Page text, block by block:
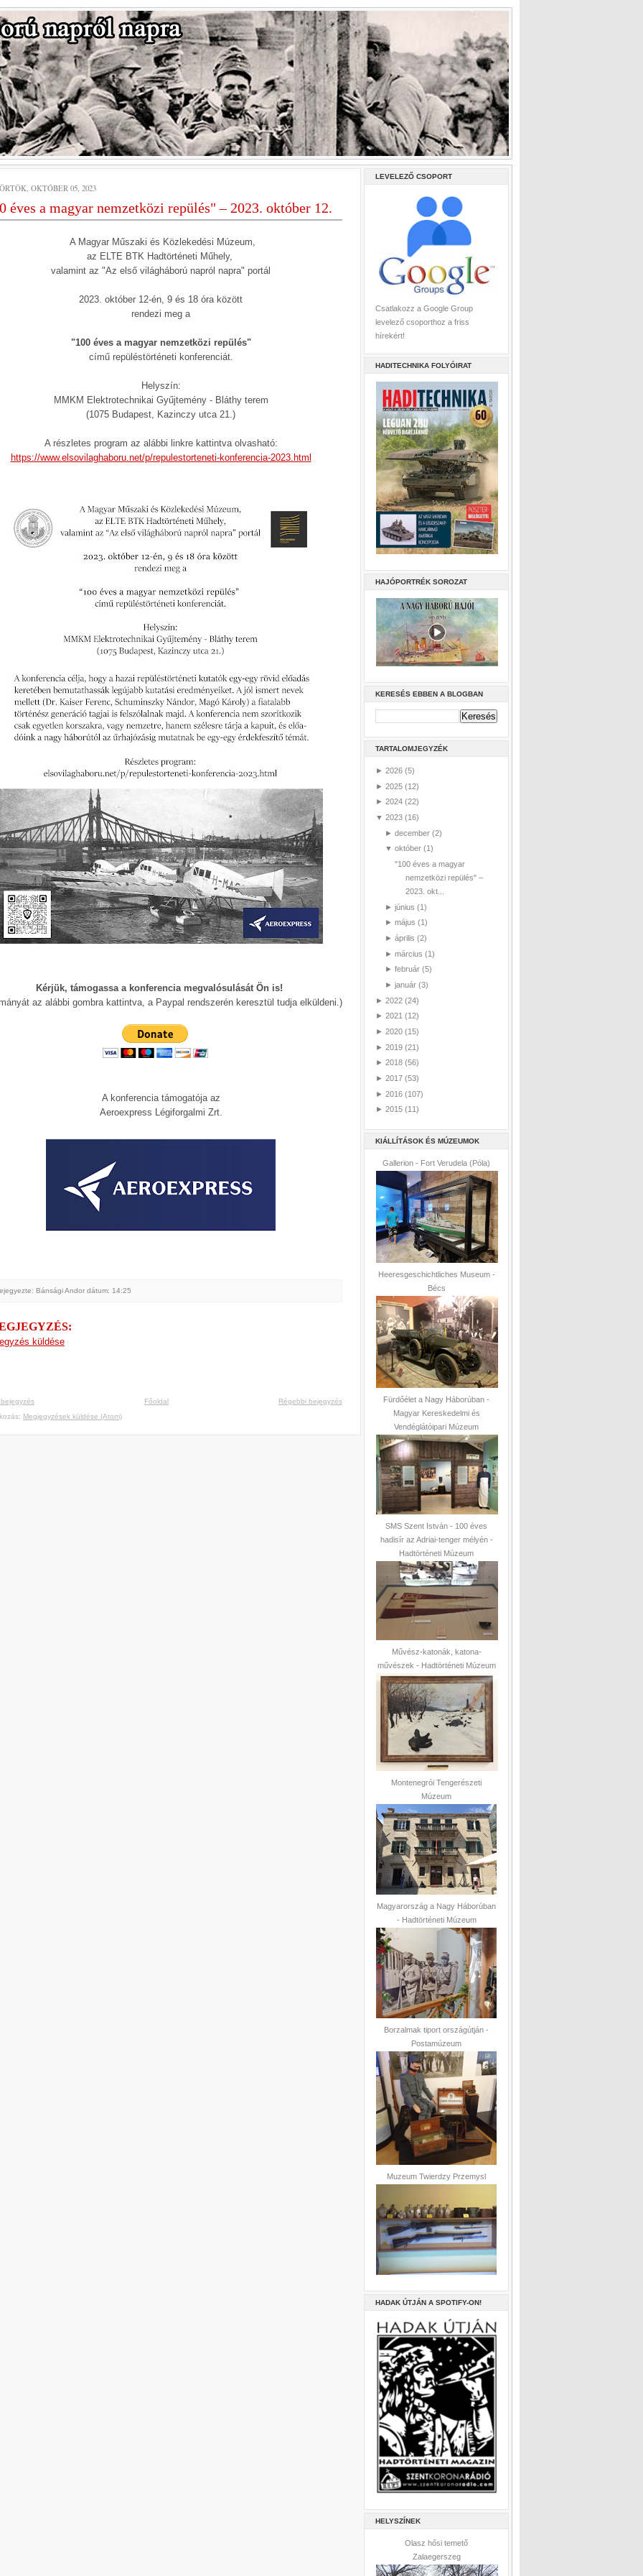
OKTÓBER 05, 2023
éves a magyar nemzetközi repülés" – 2023. október 12.
A Magyar Műszaki és Közlekedési Múzeum,
az ELTE BTK Hadtörténeti Műhely,
valamint az "Az első világháború napról napra" portál
2023. október 12-én, 9 és 18 óra között
rendezi meg a
"100 éves a magyar nemzetközi repülés"
című repüléstörténeti konferenciát.
Helyszín:
MMKM Elektrotechnikai Gyűjtemény - Bláthy terem
(1075 Budapest, Kazinczy utca 21.)
A részletes program az alábbi linkre kattintva olvasható:
https://www.elsovilaghaboru.net/p/repulestorteneti-konferencia-2023.html
Kérjük, támogassa a konferencia megvalósulását Ön is!
az alábbi gombra kattintva, a Paypal rendszerén keresztül tudja elküldeni.)
A konferencia támogatója az
Aeroexpress Légiforgalmi Zrt.
Bánsági Andor dátum: 14:25
küldése
Régebbi bejegyzés
Főoldal
Megjegyzések küldése (Atom)
LEVELEZŐ CSOPORT
Csatlakozz a Google Group
levelező csoporthoz a friss
hírekért!
HADITECHNIKA FOLYÓIRAT
HAJÓPORTRÉK SOROZAT
KERESÉS EBBEN A BLOGBAN
TARTALOMJEGYZÉK
► 2026 (5)
► 2025 (12)
► 2024 (22)
▼ 2023 (16)
► december (2)
▼ október (1)
"100 éves a magyar
nemzetközi repülés" –
2023. okt...
► június (1)
► május (1)
► április (2)
► március (1)
► február (5)
► január (3)
► 2022 (24)
► 2021 (12)
► 2020 (15)
► 2019 (21)
► 2018 (56)
► 2017 (53)
► 2016 (107)
► 2015 (11)
KIÁLLÍTÁSOK ÉS MÚZEUMOK
Gallerion - Fort Verudela (Póla)
Heeresgeschichtliches Museum -
Bécs
Fürdőélet a Nagy Háborúban -
Magyar Kereskedelmi és
Vendéglátóipari Múzeum
SMS Szent István - 100 éves
hadisír az Adriai-tenger mélyén -
Hadtörténeti Múzeum
Művész-katonák, katona-
művészek - Hadtörténeti Múzeum
Montenegrói Tengerészeti
Múzeum
Magyarország a Nagy Háborúban
- Hadtörténeti Múzeum
Borzalmak tiport országútján -
Postamúzeum
Muzeum Twierdzy Przemysl
HADAK ÚTJÁN A SPOTIFY-ON!
HELYSZÍNEK
Olasz hősi temető
Zalaegerszeg